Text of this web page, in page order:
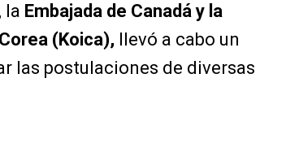
, la Embajada de Canadá y la
(Koica), llevó a cabo un
las postulaciones de diversas